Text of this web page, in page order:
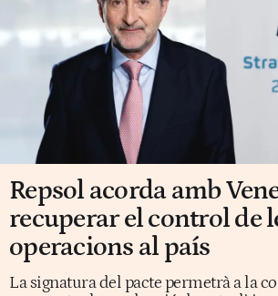
Repsol acorda amb
recuperar el control de
operacions al país
La signatura del pacte permetrà a la